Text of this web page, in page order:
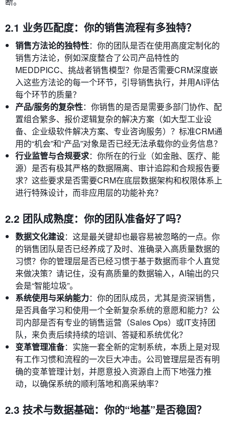
2.1 业务匹配度：你的销售流程有多独特？
销售方法论的独特性：你的团队是否在使用高度定制化的
销售方法论，例如深度整合了公司产品特性的
MEDDPICC、挑战者销售模型？你是否需要CRM深度嵌
入这些方法论的每一个环节，引导销售执行，并用AI评估
每个环节的质量？
产品/服务的复杂性：你销售的是否是需要多部门协作、配
置组合繁多、报价逻辑复杂的解决方案（如大型工业设
备、企业级软件解决方案、专业咨询服务）？标准CRM通
用的“机会”和“产品”对象是否已经无法承载你的业务信息？
行业监管与合规要求：你所在的行业（如金融、医疗、能
源）是否有极其严格的数据隔离、审计追踪和合规报告要
求？这些要求是否需要CRM在底层数据架构和权限体系上
进行特殊设计，而非应用层的功能补充？
2.2 团队成熟度：你的团队准备好了吗？
数据文化建设：这是最关键却也最容易被忽略的一点。你
的销售团队是否已经养成了及时、准确录入高质量数据的
习惯？你的管理层是否已经习惯于基于数据而非个人直觉
来做决策？请记住，没有高质量的数据输入，AI输出的只
会是“智能垃圾”。
系统使用与采纳能力：你的团队成员，尤其是资深销售，
是否具备学习和使用一个全新复杂系统的意愿和能力？公
司内部是否有专业的销售运营（Sales Ops）或IT支持团
队，来负责后续持续的培训、答疑和系统优化？
变革管理准备：实施一套全新的定制系统，本质上是对现
有工作习惯和流程的一次巨大冲击。公司管理层是否有明
确的变革管理计划，并愿意投入资源自上而下地强力推
动，以确保系统的顺利落地和高采纳率？
2.3 技术与数据基础：你的“地基”是否稳固？